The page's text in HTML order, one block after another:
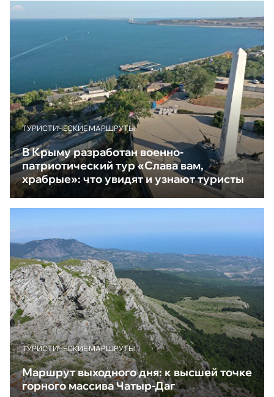
ТУРИСТИЧЕСКИЕ МАРШРУТЫ
В Крыму разработан военно-
патриотический тур «Слава вам,
храбрые»: что увидят и узнают туристы
ТУРИСТИЧЕСКИЕ МАРШРУТЫ
Маршрут выходного дня: к высшей точке
горного массива Чатыр-Даг